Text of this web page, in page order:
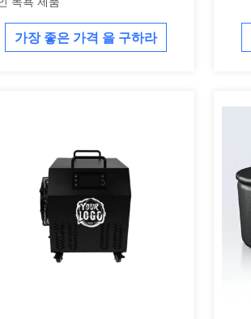
가장 좋은 가격 을 구하라